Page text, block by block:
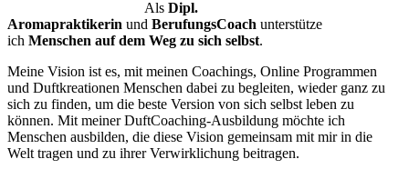
Als Dipl.
Aromapraktikerin und BerufungsCoach unterstütze
ich Menschen auf dem Weg zu sich selbst.
Meine Vision ist es, mit meinen Coachings, Online Programmen
und Duftkreationen Menschen dabei zu begleiten, wieder ganz zu
sich zu finden, um die beste Version von sich selbst leben zu
können. Mit meiner DuftCoaching-Ausbildung möchte ich
Menschen ausbilden, die diese Vision gemeinsam mit mir in die
Welt tragen und zu ihrer Verwirklichung beitragen.